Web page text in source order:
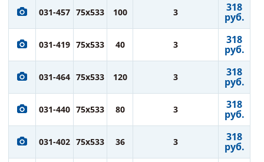
031-457 75x533 100 3 318
руб.
031-419 75x533 40 3 318
руб.
031-464 75x533 120 3 318
руб.
031-440 75x533 80 3 318
руб.
031-402 75x533 36 3 318
руб.